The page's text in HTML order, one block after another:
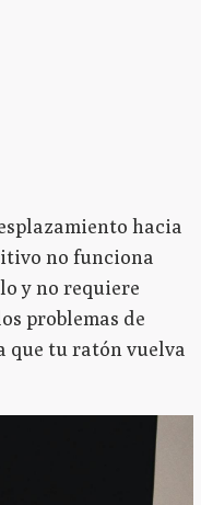
hacia
no funciona
y no requiere
problemas de
que tu ratón vuelva